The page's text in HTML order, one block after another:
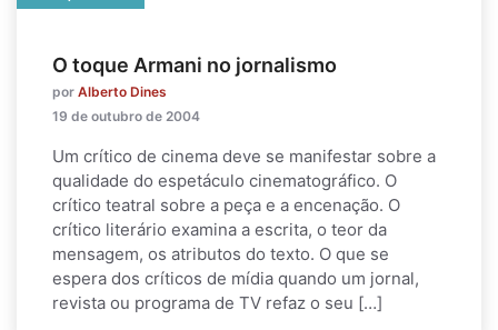
O toque Armani no jornalismo
por Alberto Dines
19 de outubro de 2004
Um crítico de cinema deve se manifestar sobre a
qualidade do espetáculo cinematográfico. O
crítico teatral sobre a peça e a encenação. O
crítico literário examina a escrita, o teor da
mensagem, os atributos do texto. O que se
espera dos críticos de mídia quando um jornal,
revista ou programa de TV refaz o seu […]